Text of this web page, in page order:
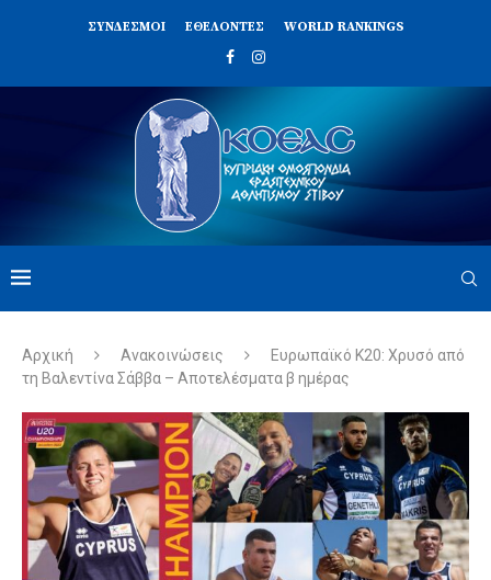
ΣΥΝΔΈΣΜΟΙ ΕΘΕΛΟΝΤΈΣ WORLD RANKINGS
Αρχική Ανακοινώσεις
Ευρωπαϊκό Κ20: Χρυσό από
τη Βαλεντίνα Σάββα – Αποτελέσματα β ημέρας